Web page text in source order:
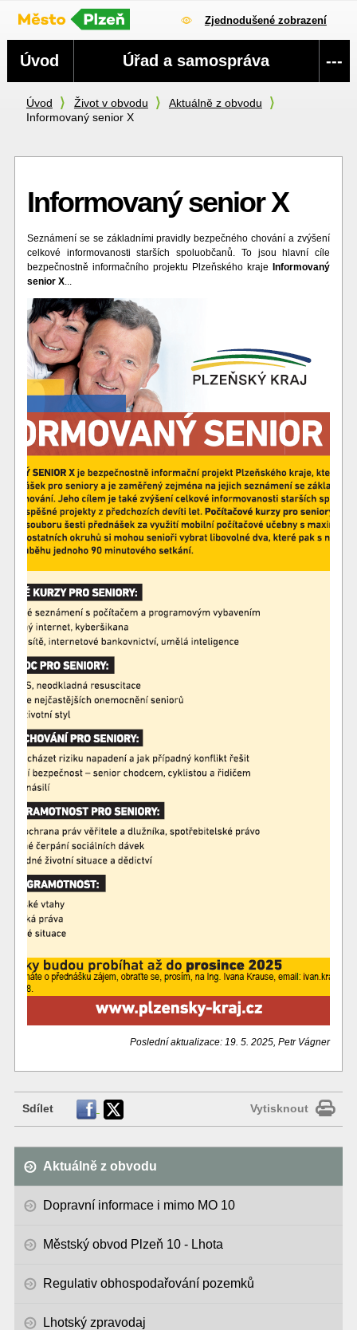
Zjednodušené zobrazení
Úvod Život v obvodu
Aktuálně z obvodu
Informovaný senior X
Informovaný senior X
Seznámení se se základními pravidly bezpečného chování a zvýšení
celkové informovanosti starších spoluobčanů. To jsou hlavní cíle
bezpečnostně informačního projektu Plzeňského kraje
Informovaný
senior X...
Poslední aktualizace: 19. 5. 2025, Petr Vágner
Sdílet Vytisknout
Aktuálně z obvodu
Dopravní informace i mimo MO 10
Městský obvod Plzeň 10 - Lhota
Regulativ obhospodařování pozemků
Lhotský zpravodaj
Navigace
Úvod Úřad a samospráva ---